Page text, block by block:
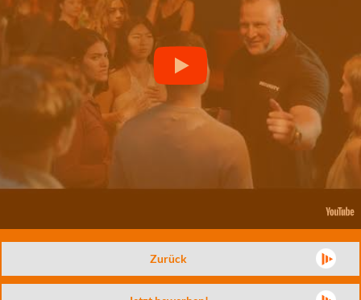
Zurück